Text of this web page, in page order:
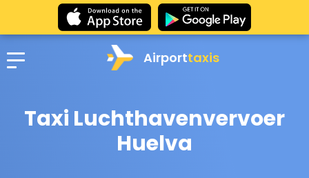
Airporttaxis
Taxi Luchthavenvervoer
Huelva